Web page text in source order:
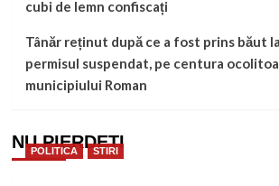
cubi de lemn confiscați
Tânăr reținut după ce a fost prins băut
permisul suspendat, pe centura
municipiului Roman
NU PIERDEȚI
POLITICA STIRI